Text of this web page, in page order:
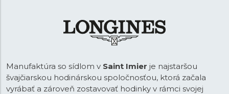
Manufaktúra so sídlom v Saint Imier je najstaršou
švajčiarskou hodinárskou spoločnosťou, ktorá začala
vyrábať a zároveň zostavovať hodinky v rámci svojej